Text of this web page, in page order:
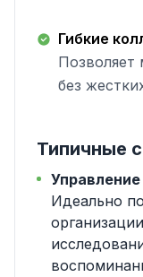
Гибкие
без
Типичные
Идеально